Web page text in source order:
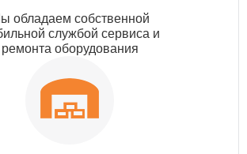
обладаем собственной
службой сервиса и
ремонта оборудования